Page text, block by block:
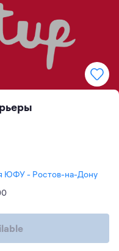
ЮФУ - Ростов-на-Дону